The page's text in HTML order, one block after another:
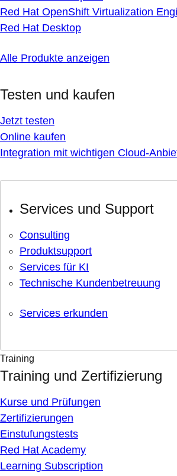
Red Hat OpenShift Virtualization
Red Hat Desktop
Alle Produkte anzeigen
Testen und kaufen
Jetzt testen
Online kaufen
Integration mit wichtigen Cloud-
Services und Support
Consulting
Produktsupport
Services für KI
Technische Kundenbetreuung
Services erkunden
Training
Training und Zertifizierung
Kurse und Prüfungen
Zertifizierungen
Einstufungstests
Red Hat Academy
Learning Subscription